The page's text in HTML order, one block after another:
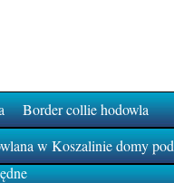
Border collie hodowla
w Koszalinie domy